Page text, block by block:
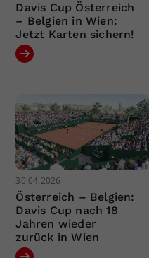
Davis Cup Österreich
– Belgien in Wien:
Jetzt Karten sichern!
30.04.2026
Österreich – Belgien:
Davis Cup nach 18
Jahren wieder
zurück in Wien